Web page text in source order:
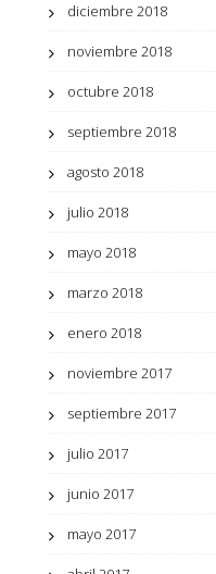
diciembre 2018
noviembre 2018
octubre 2018
septiembre 2018
agosto 2018
julio 2018
mayo 2018
marzo 2018
enero 2018
noviembre 2017
septiembre 2017
julio 2017
junio 2017
mayo 2017